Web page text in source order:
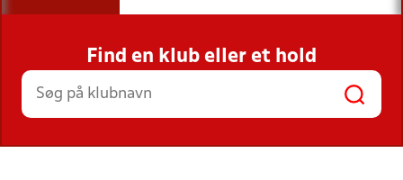
INDHOLD OG NYHEDER
STILLINGER, RESULTATER, KLUBBER OG
HOLD
Find en klub eller et hold